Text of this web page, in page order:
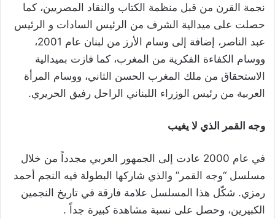
نجمة القرن من قبل منظمة الكتاب والنقاد المصريين، كما
حصلت على ميدالية الشرف من الرئيس السادات و الرئيس
عبد الناصر، إضافة إلى وسام الأرز من لبنان عام 2001،
ووسام الكفاءة الفكرية من المغرب، كما فازت بميدالية
الاستحقاق من ملك المغرب الحسن الثاني، ووسام المرأة
العربية من رئيس الوزراء اللبناني الراحل رفيق الحريري.
وجه القمر الذي لا يغيب
في عام 2000 عادت إلى الجمهور العربي مجدداً من خلال
مسلسل “وجه القمر” والذي شاركها البطولة فيه النجم أحمد
رمزي. شكّل هذا المسلسل علامة فارقة في تاريخ النجمين
الكبيرين، وحصل على نسبة مشاهدة كبيرة جداً .